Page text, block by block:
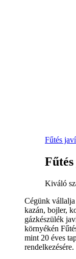
Fűtés
Kiváló
Cégünk
kazán, bojler,
gázkészülék
környékén
mint 20 éves
rendelkezésére.